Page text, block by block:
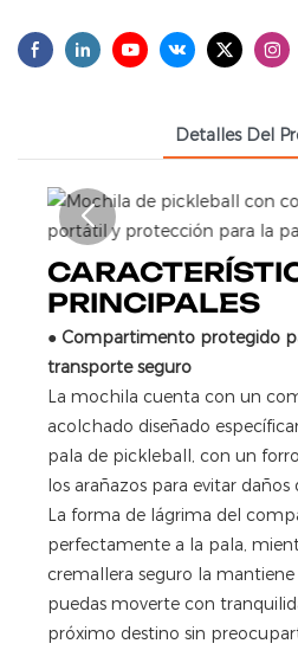
Detalles Del
PRINCIPALES
● Compartimento protegido
transporte seguro
La mochila cuenta con un
acolchado diseñado
pala de pickleball, con un
los arañazos para evitar
La forma de lágrima del
perfectamente a la pala,
cremallera seguro la
puedas moverte con
próximo destino sin